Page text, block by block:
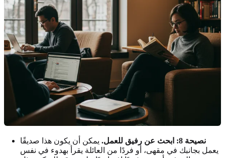
نصيحة 8: ابحث عن رفيق للعمل.
يمكن أن يكون هذا صديقًا
يعمل بجانبك في مقهى، أو فردًا من العائلة يقرأ بهدوء في نفس